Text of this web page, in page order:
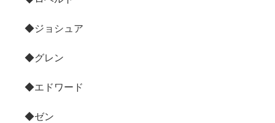
◆ジョシュア
◆グレン
◆エドワード
◆ゼン